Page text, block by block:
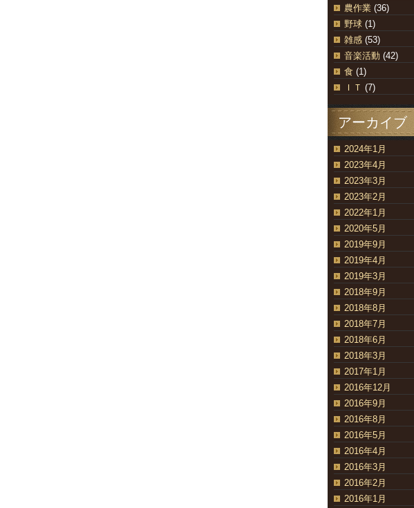
農作業 (36)
野球 (1)
雑感 (53)
音楽活動 (42)
食 (1)
ＩＴ (7)
アーカイブ
2024年1月
2023年4月
2023年3月
2023年2月
2022年1月
2020年5月
2019年9月
2019年4月
2019年3月
2018年9月
2018年8月
2018年7月
2018年6月
2018年3月
2017年1月
2016年12月
2016年9月
2016年8月
2016年5月
2016年4月
2016年3月
2016年2月
2016年1月